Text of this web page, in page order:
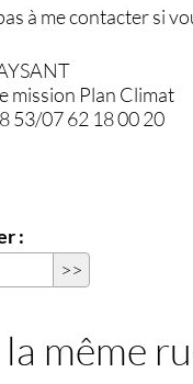
à me contacter si
mission Plan Climat
53/07 62 18 00 20
:
la même